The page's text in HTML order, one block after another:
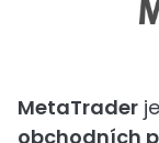
MetaTrader
obchodních